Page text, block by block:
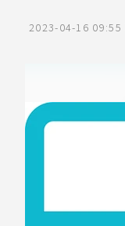
2023-04-16 09:55